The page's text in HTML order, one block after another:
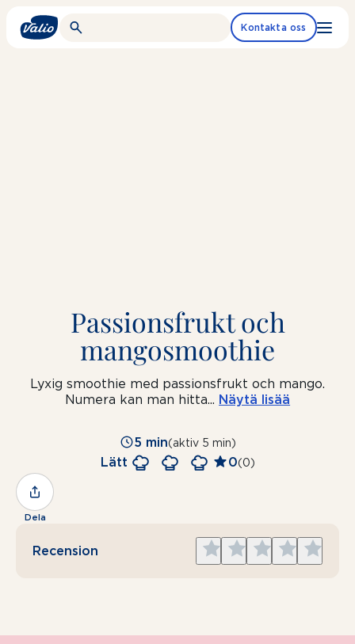
Kontakta oss
Passionsfrukt och
mangosmoothie
Lyxig smoothie med passionsfrukt och mango.
Numera kan man hitta... Näytä lisää
5 min(aktiv 5 min)
Lätt 0(0)
Dela
Recension
Give
5
Give
4
Give
3
Give
2
Give
1